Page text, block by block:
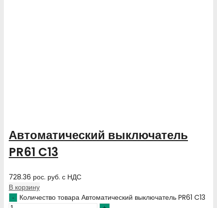
Автоматический выключатель
PR61 C13
728.36 рос. руб. с НДС
В корзину
Количество товара Автоматический выключатель PR61 C13